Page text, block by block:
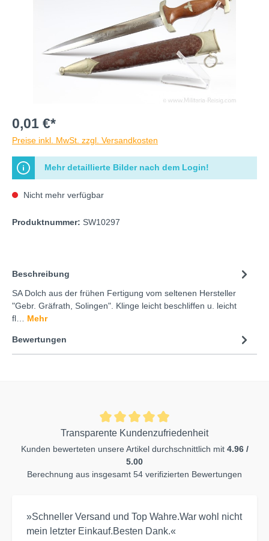
0,01 €*
Preise inkl. MwSt. zzgl. Versandkosten
Mehr detaillierte Bilder nach dem Login!
Nicht mehr verfügbar
Produktnummer: SW10297
Beschreibung
SA Dolch aus der frühen Fertigung vom seltenen Hersteller
"Gebr. Gräfrath, Solingen". Klinge leicht beschliffen u. leicht
fl… Mehr
Bewertungen
Transparente Kundenzufriedenheit
Kunden bewerteten unsere Artikel durchschnittlich mit 4.96 /
5.00
Berechnung aus insgesamt 54 verifizierten Bewertungen
»Schneller Versand und Top Wahre.War wohl nicht
mein letzter Einkauf.Besten Dank.«